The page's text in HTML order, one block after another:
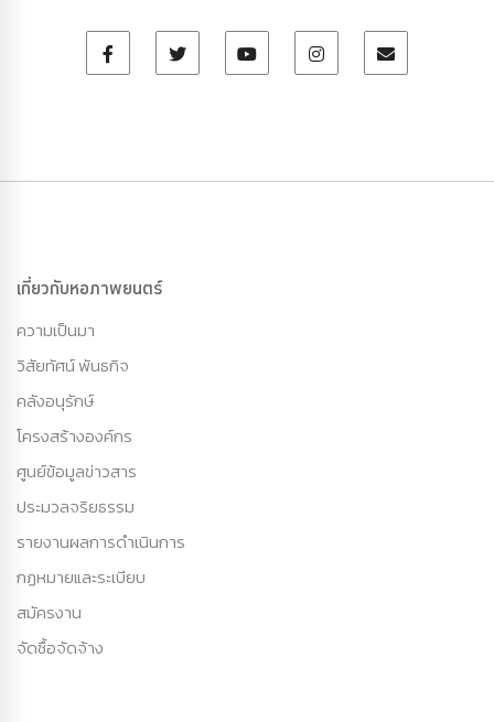
เกี่ยวกับหอภาพยนตร์
ความเป็นมา
วิสัยทัศน์ พันธกิจ
คลังอนุรักษ์
โครงสร้างองค์กร
ศูนย์ข้อมูลข่าวสาร
ประมวลจริยธรรม
รายงานผลการดำเนินการ
กฏหมายและระเบียบ
สมัครงาน
จัดซื้อจัดจ้าง